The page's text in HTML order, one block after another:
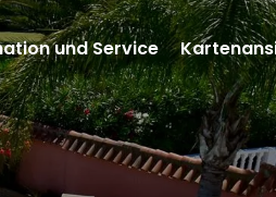
und Service